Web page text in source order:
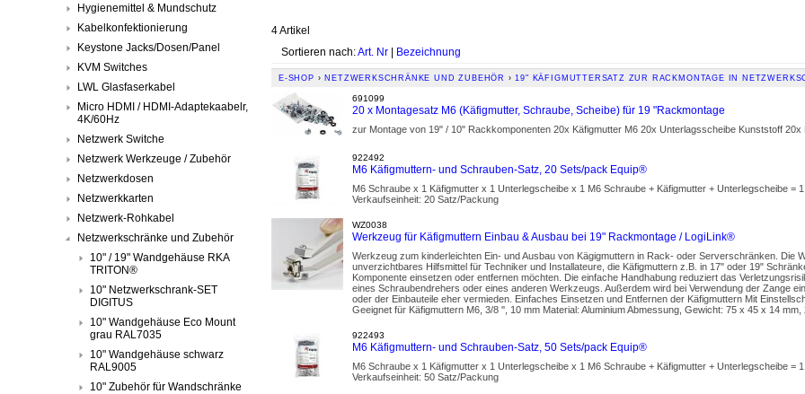
Hygienemittel & Mundschutz
Kabelkonfektionierung
Keystone Jacks/Dosen/Panel
KVM Switches
LWL Glasfaserkabel
Micro HDMI / HDMI-Adaptekaabelr,
4K/60Hz
Netzwerk Switche
Netzwerk Werkzeuge / Zubehör
Netzwerkdosen
Netzwerkkarten
Netzwerk-Rohkabel
Netzwerkschränke und Zubehör
10" / 19" Wandgehäuse RKA
TRITON®
10" Netzwerkschrank-SET
DIGITUS
10" Wandgehäuse Eco Mount
grau RAL7035
10" Wandgehäuse schwarz
RAL9005
10" Zubehör für Wandschränke
4 Artikel
Sortieren nach:Art. Nr | Bezeichnung
E-SHOP › NETZWERKSCHRÄNKE UND ZUBEHÖR › 19" KÄFIGMUTTERSATZ ZUR RACKMONTAGE IN
691099
20 x Montagesatz M6 (Käfigmutter, Schraube, Scheibe) für 19 "Rackmontage
zur Montage von 19" / 10" Rackkomponenten 20x Käfigmutter M6 20x Unterlagsscheibe Kunststoff
922492
M6 Käfigmuttern- und Schrauben-Satz, 20 Sets/pack Equip®
M6 Schraube x 1 Käfigmutter x 1 Unterlegscheibe x 1 M6 Schraube + Käfigmutter + Unterlegscheibe =
Verkaufseinheit: 20 Satz/Packung
WZ0038
Werkzeug für Käfigmuttern Einbau & Ausbau bei 19" Rackmontage / LogiLink®
Werkzeug zum kinderleichten Ein- und Ausbau von Kägigmuttern in Rack- oder Serverschränken. Die
unverzichtbares Hilfsmittel für Techniker und Installateure, die Käfigmuttern z.B. in 17" oder 19"
Komponente einsetzen oder entfernen möchten. Die einfache Handhabung reduziert das
eines Schraubendrehers oder eines anderen Werkzeugs. Außerdem wird bei Verwendung der Zange
oder der Einbauteile eher vermieden. Einfaches Einsetzen und Entfernen der Käfigmuttern Mit
Geeignet für Käfigmuttern M6, 3/8 '', 10 mm Material: Aluminium Abmessung, Gewicht: 75 x 45 x 14 mm,
922493
M6 Käfigmuttern- und Schrauben-Satz, 50 Sets/pack Equip®
M6 Schraube x 1 Käfigmutter x 1 Unterlegscheibe x 1 M6 Schraube + Käfigmutter + Unterlegscheibe =
Verkaufseinheit: 50 Satz/Packung